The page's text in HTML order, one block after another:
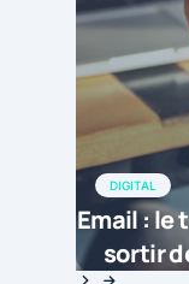
DIGITAL
Email : le
sortir